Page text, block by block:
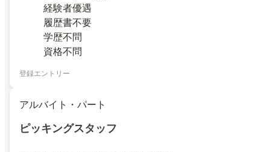
経験者優遇
履歴書不要
学歴不問
資格不問
登録エントリー
アルバイト・パート
ピッキングスタッフ